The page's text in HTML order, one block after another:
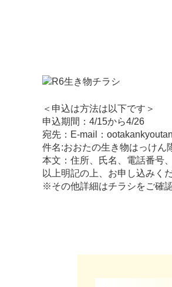
＜申込は方法は以下です＞
申込期間：4/15から4/26
宛先：E-mail：
件名:おおたの生き物はっけん
本文：住所、氏名、電話番号
以上明記の上、お申し込みくだ
※その他詳細はチラシをご確認